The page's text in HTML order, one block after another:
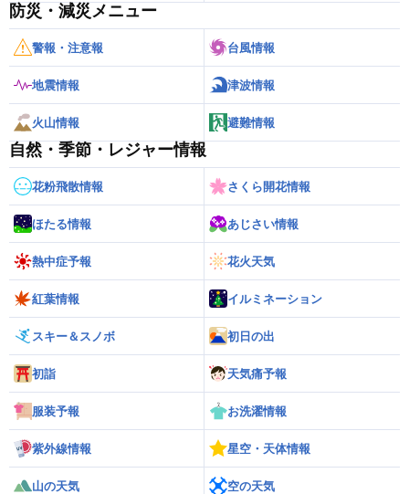
防災・減災メニュー
警報・注意報 台風情報
地震情報 津波情報
火山情報 避難情報
自然・季節・レジャー情報
花粉飛散情報 さくら開花情報
ほたる情報 あじさい情報
熱中症予報 花火天気
紅葉情報 イルミネーション
スキー＆スノボ 初日の出
初詣 天気痛予報
服装予報 お洗濯情報
紫外線情報 星空・天体情報
山の天気 空の天気